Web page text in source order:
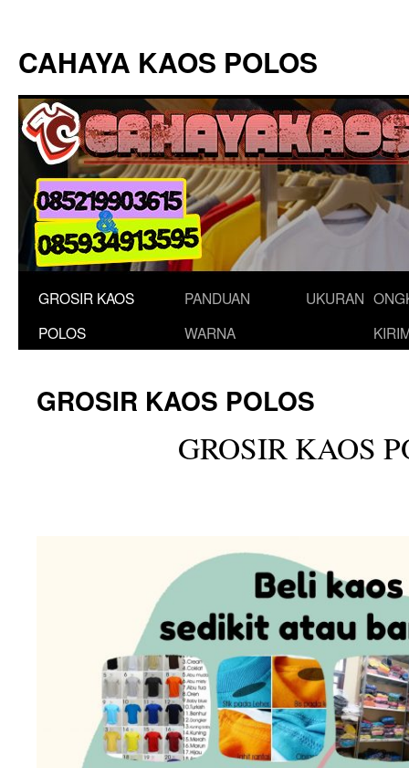
isi
CAHAYA KAOS POLOS
GROSIR KAOS
POLOS
PANDUAN
WARNA
UKURAN
GROSIR KAOS POLOS
GROSIR KAOS